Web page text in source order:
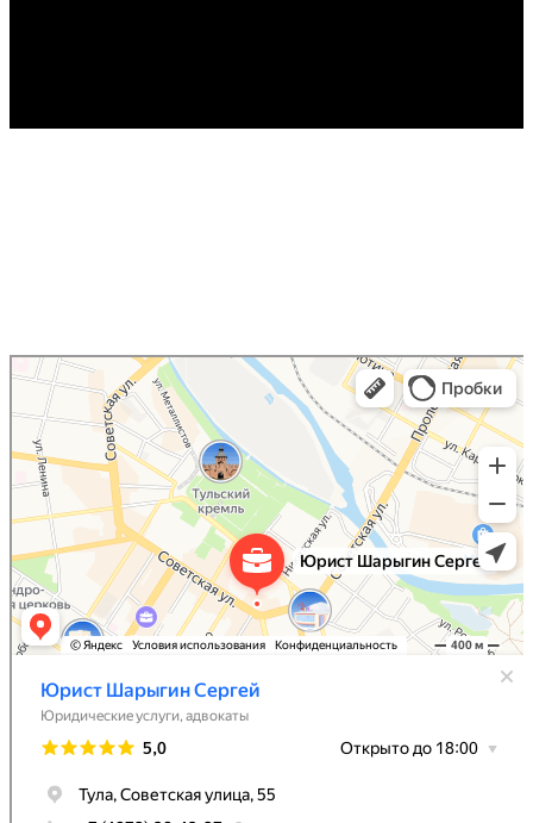
Юрист Шарыгин Сергей
Юридические услуги в Туле